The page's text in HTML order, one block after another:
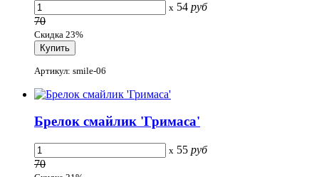
x 54 руб
70
Скидка 23%
Артикул: smile-06
Брелок смайлик 'Гримаса'
x 55 руб
70